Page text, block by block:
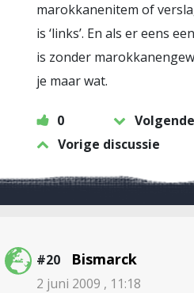
marokkanenitem of
is ‘links’. En als er eens
is zonder
je maar wat.
0
Vorige discussie
#20 Bismarck
2 juni 2009 , 11:18